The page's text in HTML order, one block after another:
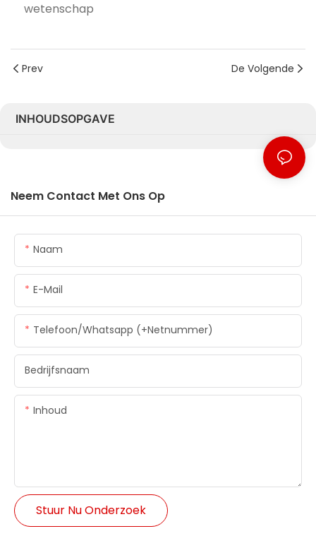
wetenschap
Prev De Volgende
INHOUDSOPGAVE
Neem Contact Met Ons Op
Naam
E-Mail
Telefoon/whatsapp (+netnummer)
Bedrijfsnaam
Inhoud
Stuur Nu Onderzoek